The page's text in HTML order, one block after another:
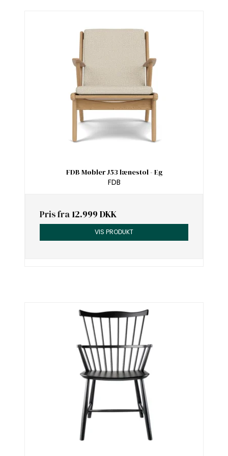
FDB Møbler J53 lænestol - Eg
FDB
Pris fra 12.999 DKK
VIS PRODUKT